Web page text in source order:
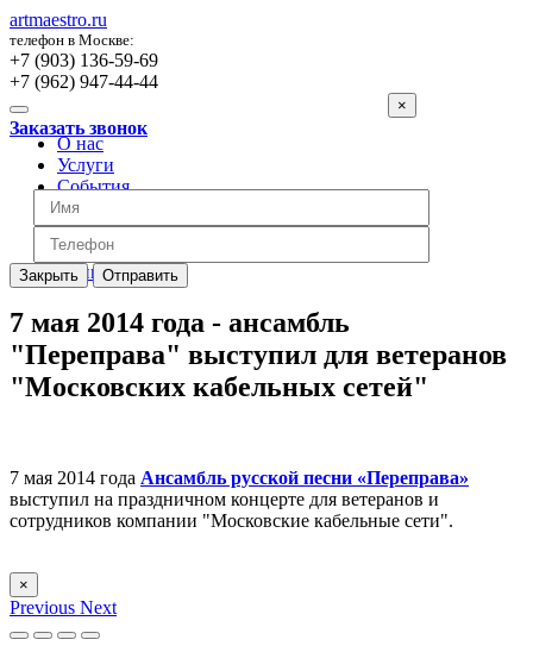
artmaestro.ru
телефон в Москве:
+7 (903) 136-59-69
+7 (962) 947-44-44
Заказать звонок
×
Закрыть Отправить
О нас
Услуги
События
Вопросы
Отзывы
Обратная связь
Цены
7 мая 2014 года - ансамбль
"Переправа" выступил для ветеранов
"Московских кабельных сетей"
7 мая 2014 года Ансамбль русской песни «Переправа»
выступил на праздничном концерте для ветеранов и
сотрудников компании "Московские кабельные сети".
×
Previous Next